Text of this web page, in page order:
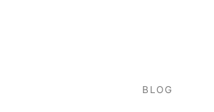
BLOG